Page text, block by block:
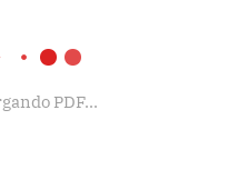
PDF...